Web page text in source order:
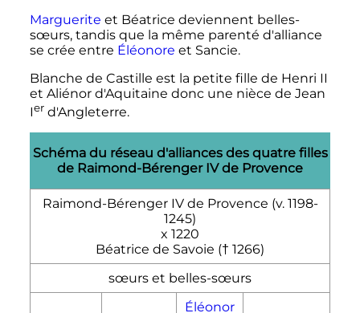
Marguerite et Béatrice deviennent belles-
sœurs, tandis que la même parenté d'alliance
se crée entre Éléonore et Sancie.
Blanche de Castille est la petite fille de Henri II
et Aliénor d'Aquitaine donc une nièce de Jean
Ier d'Angleterre.
Schéma du réseau d'alliances des quatre filles
de Raimond-Bérenger IVde Provence
Raimond-Bérenger IVde Provence (v. 1198-
1245)
x 1220
Béatrice de Savoie († 1266)
sœurs et belles-sœurs
Éléonor